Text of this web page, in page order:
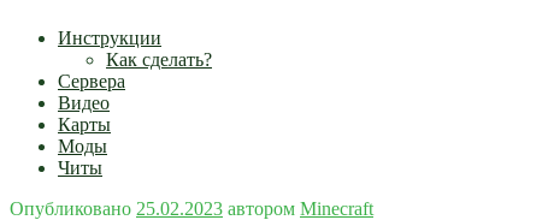
Инструкции
Как сделать?
Сервера
Видео
Карты
Моды
Читы
Опубликовано 25.02.2023 автором Minecraft